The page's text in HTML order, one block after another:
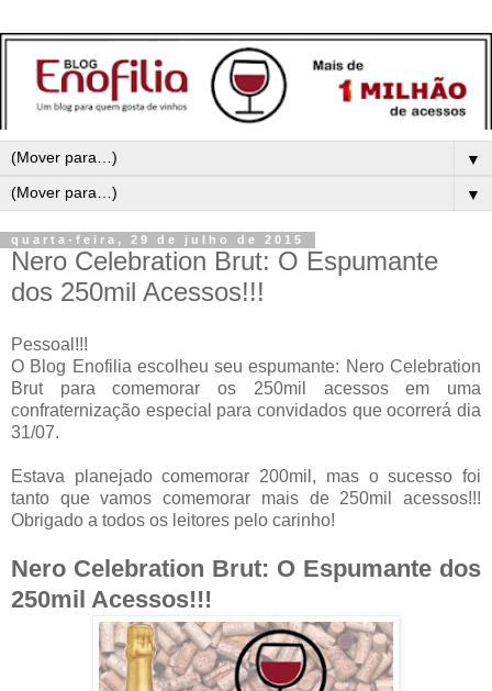
▼
▼
quarta-feira, 29 de julho de 2015
Nero Celebration Brut: O Espumante
dos 250mil Acessos!!!
Pessoal!!!
O Blog Enofilia escolheu seu espumante: Nero Celebration
Brutpara comemorar os 250mil acessos em uma
confraternização especial para convidados que ocorrerá dia
31/07.
Estava planejado comemorar 200mil, mas o sucesso foi
tanto que vamos comemorar mais de 250mil acessos!!!
Obrigado a todos os leitores pelo carinho!
Nero Celebration Brut: O Espumante dos
250mil Acessos!!!